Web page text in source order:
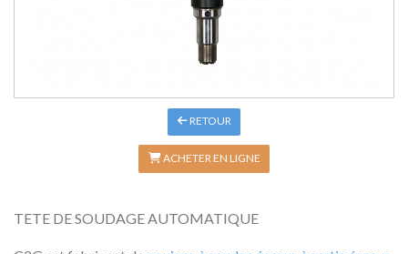
RETOUR
ACHETER EN LIGNE
TETE DE SOUDAGE AUTOMATIQUE